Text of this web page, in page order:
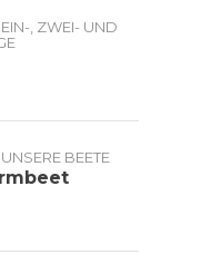
EIN-, ZWEI- UND
UNSERE BEETE